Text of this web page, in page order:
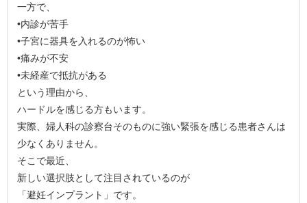
一方で、
•内診が苦手
•子宮に器具を入れるのが怖い
•痛みが不安
•未経産で抵抗がある
という理由から、
ハードルを感じる方もいます。
実際、婦人科の診察台そのものに強い緊張を感じる患者さんは
少なくありません。
そこで最近、
新しい選択肢として注目されているのが
「避妊インプラント」です。